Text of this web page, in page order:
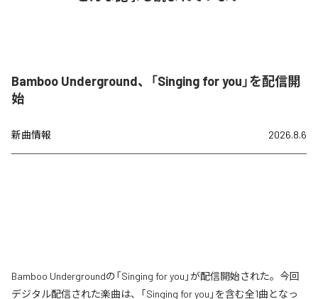
Bamboo Underground、「Singing for you」を配信開
始
新曲情報 2026.8.6
Bamboo Undergroundの「Singing for you」が配信開始された。今回
デジタル配信された楽曲は、「Singing for you」を含む全1曲となっ